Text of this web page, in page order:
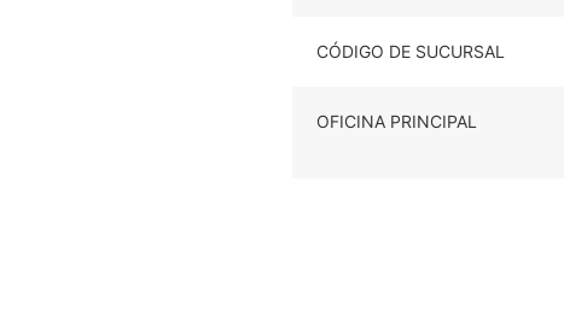
CÓDIGO DE SUCURSAL
OFICINA PRINCIPAL